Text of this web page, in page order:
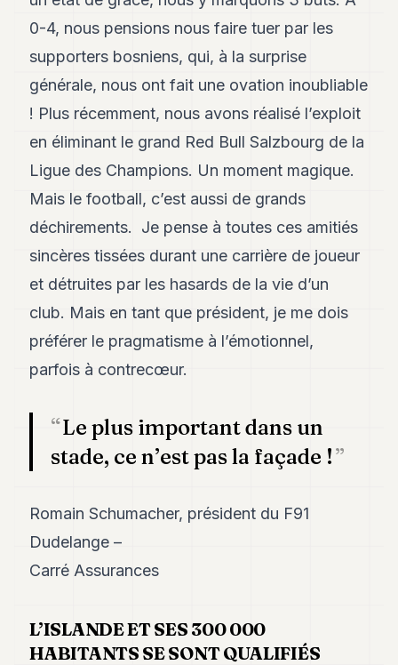
0-4, nous pensions nous faire tuer par les
supporters bosniens, qui, à la surprise
générale, nous ont fait une ovation inoubliable
! Plus récemment, nous avons réalisé l’exploit
en éliminant le grand Red Bull Salzbourg de la
Ligue des Champions. Un moment magique.
Mais le football, c’est aussi de grands
déchirements. Je pense à toutes ces amitiés
sincères tissées durant une carrière de joueur
et détruites par les hasards de la vie d’un
club. Mais en tant que président, je me dois
préférer le pragmatisme à l’émotionnel,
parfois à contrecœur.
Le plus important dans un
stade, ce n’est pas la façade !
Romain Schumacher, président du F91
Dudelange –
Carré Assurances
L’ISLANDE ET SES 300 000
HABITANTS SE SONT QUALIFIÉS